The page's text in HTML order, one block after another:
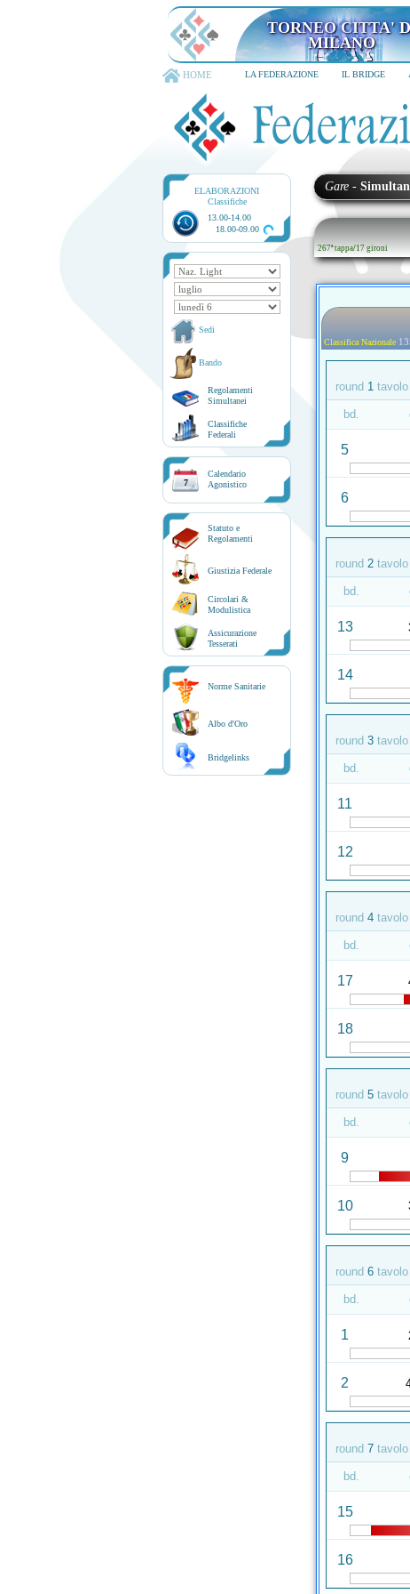
TORNEO CITTA' DI
6-8 dicembre 2026
HOME LA FEDERAZIONE IL BRIDGE
ELABORAZIONI
Classifiche
13.00-14.00
18.00-09.00
Sedi
Bando
Regolamenti
Simultanei
Classifiche
Federali
7
Calendario
Agonistico
Statuto e
Regolamenti
Giustizia Federale
Circolari &
Modulistica
Assicurazione
Tesserati
Norme Sanitarie
Albo d'Oro
Bridgelinks
Gare -
267ª tappa/17 gironi
Classifica Nazionale
round 1 tavolo
bd.
5
6
round 2 tavolo
bd.
13
14
round 3 tavolo
bd.
11
12
round 4 tavolo
bd.
17
18
round 5 tavolo
bd.
9
10
round 6 tavolo
bd.
1
2
round 7 tavolo
bd.
15
16